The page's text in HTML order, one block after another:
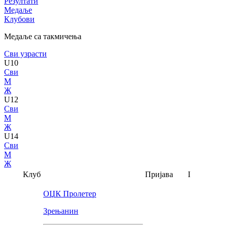
Медаље
Клубови
Медаље са такмичења
Сви узрасти
U10
Сви
М
Ж
U12
Сви
М
Ж
U14
Сви
М
Ж
Клуб
Пријава I
ОЏК Пролетер
Зрењанин